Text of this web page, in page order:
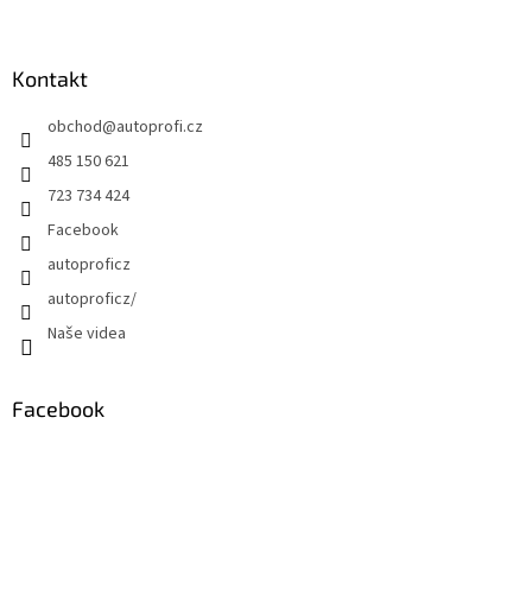
Kontakt
obchod@autoprofi.cz
485 150 621
723 734 424
Facebook
autoproficz
autoproficz/
Naše videa
Facebook